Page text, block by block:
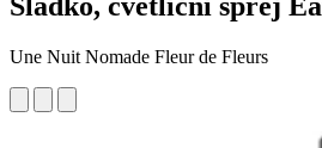
Une Nuit Nomade Fleur de Fleurs